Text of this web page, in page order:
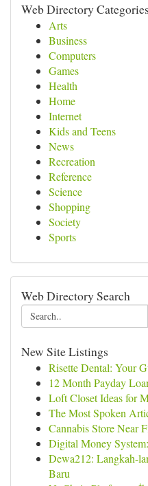
Web Directory Categories
Arts
Business
Computers
Games
Health
Home
Internet
Kids and Teens
News
Recreation
Reference
Science
Shopping
Society
Sports
Web Directory Search
New Site Listings
Risette Dental: Your
12 Month Payday
Loft Closet Ideas for
The Most Spoken
Cannabis Store Near
Digital Money
Dewa212: Langkah-
Baru